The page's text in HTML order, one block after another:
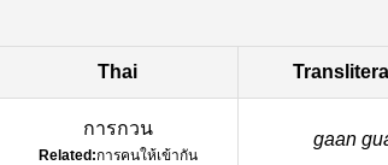
Thai
การกวน
Related:การคนให้เข้ากัน
gaan